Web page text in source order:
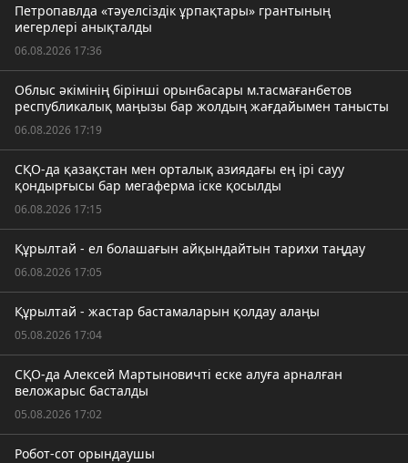
Петропавлда «тәуелсіздік ұрпақтары» грантының
иегерлері анықталды
06.08.2026 17:36
Облыс әкімінің бірінші орынбасары м.тасмағанбетов
республикалық маңызы бар жолдың жағдайымен танысты
06.08.2026 17:19
СҚО-да қазақстан мен орталық азиядағы ең ірі сауу
қондырғысы бар мегаферма іске қосылды
06.08.2026 17:15
Құрылтай - ел болашағын айқындайтын тарихи таңдау
06.08.2026 17:05
Құрылтай - жастар бастамаларын қолдау алаңы
05.08.2026 17:04
СҚО-да Алексей Мартыновичті еске алуға арналған
веложарыс басталды
05.08.2026 17:02
Робот-сот орындаушы